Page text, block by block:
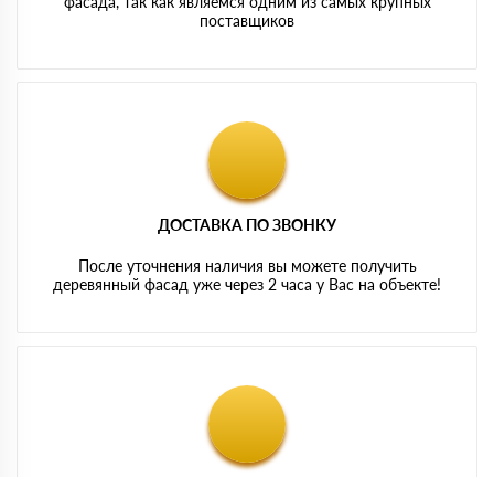
поставщиков
ДОСТАВКА ПО ЗВОНКУ
После уточнения наличия вы можете получить
деревянный фасад уже через 2 часа у Вас на объекте!